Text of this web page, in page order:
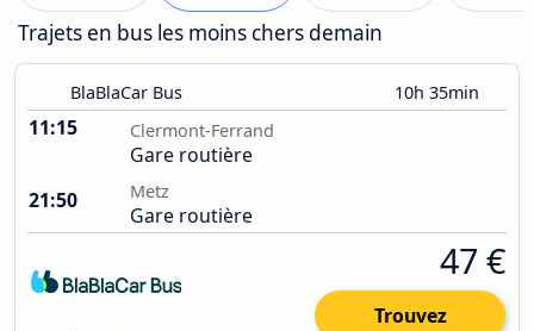
Trajets en bus les moins chers demain
BlaBlaCar Bus 10h 35min
11:15 Clermont-Ferrand
Gare routière
21:50
Metz
Gare routière
47 €
Trouvez